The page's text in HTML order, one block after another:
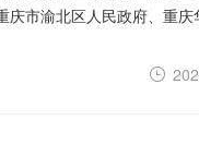
市渝北区人民政府、重